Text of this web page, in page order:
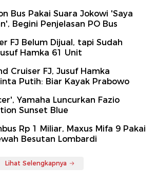
Bus Pakai Suara Jokowi 'Saya
Begini Penjelasan PO Bus
FJ Belum Dijual, tapi Sudah
Hamka 61 Unit
Cruiser FJ, Jusuf Hamka
Putih: Biar Kayak Prabowo
Yamaha Luncurkan Fazio
Sunset Blue
Rp 1 Miliar, Maxus Mifa 9 Pakai
Besutan Lombardi
Lihat Selengkapnya